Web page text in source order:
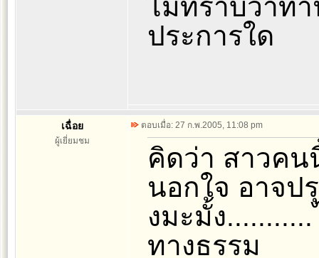
ไม่ทราบว่าท่
ประการใด
เฉื่อย
ผู้เยี่ยมชม
ตอบเมื่อ: 27 ก.พ.2005, 11:08 pm
คิดว่า สาวคน
นอกใจ อาจป
งมะมั้ง
ทางธรรม